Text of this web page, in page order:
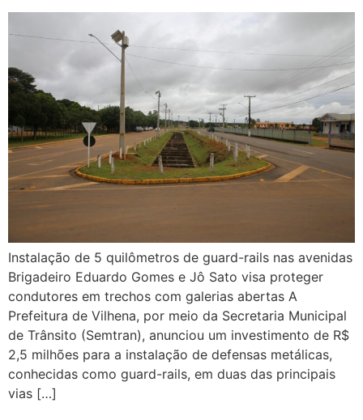
Instalação de 5 quilômetros de guard-rails nas avenidas
Brigadeiro Eduardo Gomes e Jô Sato visa proteger
condutores em trechos com galerias abertas A
Prefeitura de Vilhena, por meio da Secretaria Municipal
de Trânsito (Semtran), anunciou um investimento de R$
2,5 milhões para a instalação de defensas metálicas,
conhecidas como guard-rails, em duas das principais
vias […]